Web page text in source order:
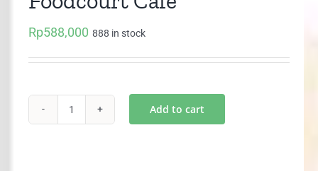
Rp588,000 888 in stock
Add to cart